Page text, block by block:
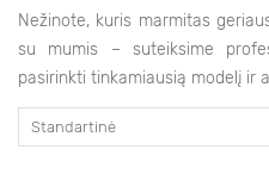
Nežinote, kuris marmitas
su mumis – suteiksime
pasirinkti tinkamiausią modelį ir